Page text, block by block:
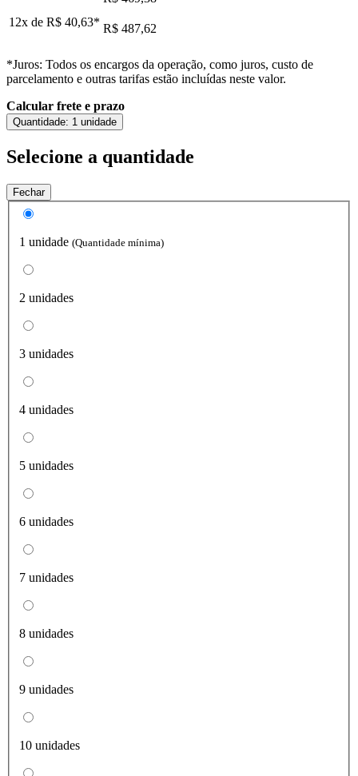
12x de R$ 40,63* R$ 487,62
*Juros: Todos os encargos da operação, como juros, custo de
parcelamento e outras tarifas estão incluídas neste valor.
Calcular frete e prazo
Quantidade: 1 unidade
Selecione a quantidade
Fechar
1 unidade (Quantidade mínima)
2 unidades
3 unidades
4 unidades
5 unidades
6 unidades
7 unidades
8 unidades
9 unidades
10 unidades